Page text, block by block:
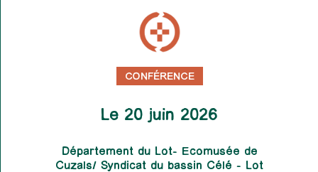
CONFÉRENCE
Le 20 juin 2026
Département du Lot- Ecomusée de
Cuzals/ Syndicat du bassin Célé – Lot